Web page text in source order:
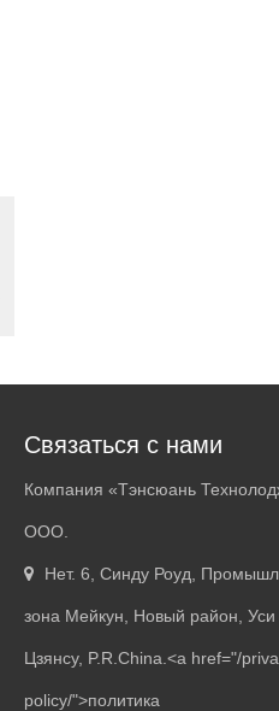
Связаться с нами
Компания «Тэнсюань
ООО.
Нет. 6, Синду Роуд,
зона Мейкун, Новый район, Уси
Цзянсу, P.R.China.<a href="/
policy/">политика